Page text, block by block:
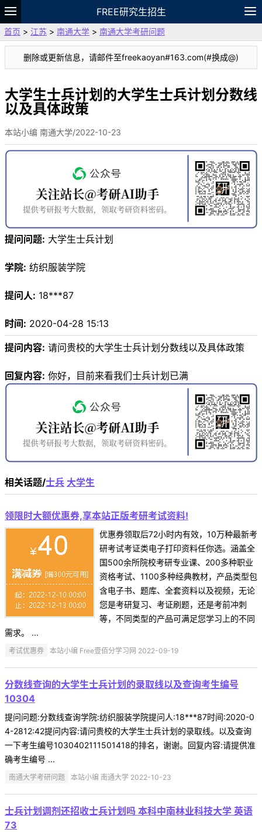
FREE研究生招生
题库
故事 专题 APP 笔记
VIP
资料
首页 > 江苏 > 南通大学 > 南通大学考研问题
删除或更新信息，请邮件至freekaoyan#163.com(#换成@)
大学生士兵计划的大学生士兵计划分数线
以及具体政策
本站小编 南通大学/2022-10-23
提问问题: 大学生士兵计划
学院: 纺织服装学院
提问人: 18***87
时间: 2020-04-28 15:13
提问内容: 请问贵校的大学生士兵计划分数线以及具体政策
回复内容: 你好，目前来看我们士兵计划已满
相关话题/士兵 大学生
领限时大额优惠券,享本站正版考研考试资料!
优惠券领取后72小时内有效，10万种最新考
研考试考证类电子打印资料任你选。涵盖全
国500余所院校考研专业课、200多种职业
资格考试、1100多种经典教材，产品类型包
含电子书、题库、全套资料以及视频，无论
您是考研复习、考证刷题，还是考前冲刺
等，不同类型的产品可满足您学习上的不同
需求。 ...
考试优惠券 本站小编 Free壹佰分学习网 2022-09-19
分数线查询的大学生士兵计划的录取线以及查询考生编号
10304
提问问题:分数线查询学院:纺织服装学院提问人:18***87时间:2020-0
4-2812:42提问内容:请问贵校的大学生士兵计划的录取线。以及查询
一下考生编号1030402111501418的排名，谢谢。回复内容:请提供准
确考生编号 ...
南通大学考研问题 本站小编 南通大学 2022-10-23
士兵计划调剂还招收士兵计划吗 本科中南林业科技大学 英语
73